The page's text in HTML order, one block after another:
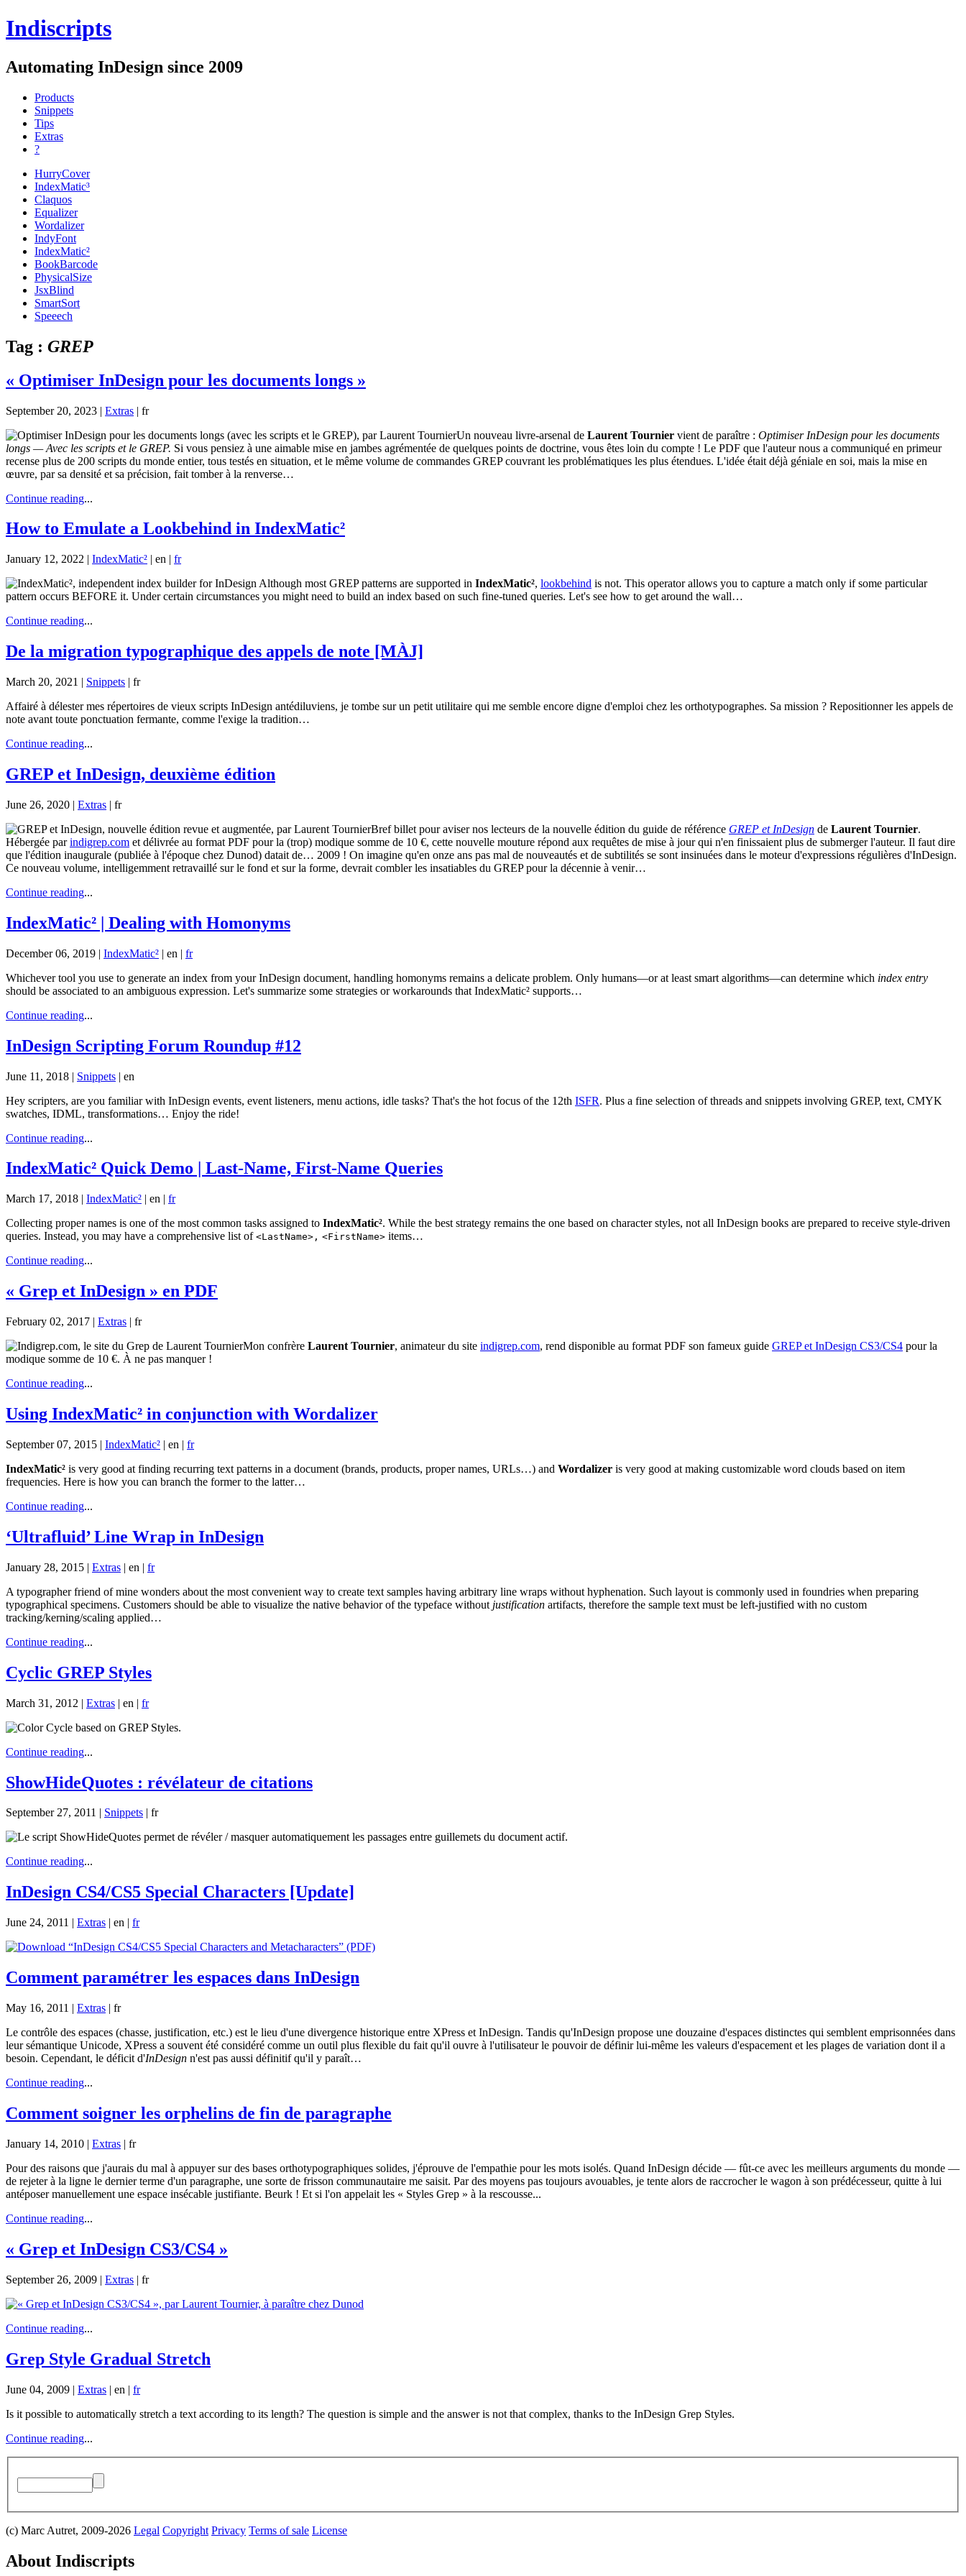
Indiscripts
Automating InDesign since 2009
Products
Snippets
Tips
Extras
?
HurryCover
IndexMatic³
Claquos
Equalizer
Wordalizer
IndyFont
IndexMatic²
BookBarcode
PhysicalSize
JsxBlind
SmartSort
Speeech
Tag : GREP
« Optimiser InDesign pour les documents longs »
September 20, 2023 | Extras | fr
Un nouveau livre-arsenal de Laurent Tournier vient de paraître : Optimiser InDesign pour les documents
longs — Avec les scripts et le GREP. Si vous pensiez à une aimable mise en jambes agrémentée de quelques points de doctrine, vous êtes loin du compte ! Le PDF que l'auteur nous a communiqué en primeur
recense plus de 200 scripts du monde entier, tous testés en situation, et le même volume de commandes GREP couvrant les problématiques les plus étendues. L'idée était déjà géniale en soi, mais la mise en
œuvre, par sa densité et sa précision, fait tomber à la renverse…
Continue reading...
How to Emulate a Lookbehind in IndexMatic²
January 12, 2022 | IndexMatic² | en | fr
Although most GREP patterns are supported in IndexMatic², lookbehind is not. This operator allows you to capture a match only if some particular
pattern occurs BEFORE it. Under certain circumstances you might need to build an index based on such fine-tuned queries. Let's see how to get around the wall…
Continue reading...
De la migration typographique des appels de note [MÀJ]
March 20, 2021 | Snippets | fr
Affairé à délester mes répertoires de vieux scripts InDesign antédiluviens, je tombe sur un petit utilitaire qui me semble encore digne d'emploi chez les orthotypographes. Sa mission ? Repositionner les appels de
note avant toute ponctuation fermante, comme l'exige la tradition…
Continue reading...
GREP et InDesign, deuxième édition
June 26, 2020 | Extras | fr
Bref billet pour aviser nos lecteurs de la nouvelle édition du guide de référence GREP et InDesign de Laurent Tournier.
Hébergée parindigrep.com et délivrée au format PDF pour la (trop) modique somme de 10 €, cette nouvelle mouture répond aux requêtes de mise à jour qui n'en finissaient plus de submerger l'auteur. Il faut dire
que l'édition inaugurale (publiée à l'époque chez Dunod) datait de… 2009 ! On imagine qu'en onze ans pas mal de nouveautés et de subtilités se sont insinuées dans le moteur d'expressions régulières d'InDesign.
Ce nouveau volume, intelligemment retravaillé sur le fond et sur la forme, devrait combler les insatiables du GREP pour la décennie à venir…
Continue reading...
IndexMatic² | Dealing with Homonyms
December 06, 2019 | IndexMatic² | en | fr
Whichever tool you use to generate an index from your InDesign document, handling homonyms remains a delicate problem. Only humans—or at least smart algorithms—can determine which index entry
should be associated to an ambiguous expression. Let's summarize some strategies or workarounds that IndexMatic² supports…
Continue reading...
InDesign Scripting Forum Roundup #12
June 11, 2018 | Snippets | en
Hey scripters, are you familiar with InDesign events, event listeners, menu actions, idle tasks? That's the hot focus of the 12th ISFR. Plus a fine selection of threads and snippets involving GREP, text, CMYK
swatches, IDML, transformations… Enjoy the ride!
Continue reading...
IndexMatic² Quick Demo | Last-Name, First-Name Queries
March 17, 2018 | IndexMatic² | en | fr
Collecting proper names is one of the most common tasks assigned to IndexMatic². While the best strategy remains the one based on character styles, not all InDesign books are prepared to receive style-driven
queries. Instead, you may have a comprehensive list of <LastName>, <FirstName> items…
Continue reading...
« Grep et InDesign » en PDF
February 02, 2017 | Extras | fr
Mon confrère Laurent Tournier, animateur du site indigrep.com, rend disponible au format PDF son fameux guide GREP et InDesign CS3/CS4 pour la
modique somme de 10 €. À ne pas manquer !
Continue reading...
Using IndexMatic² in conjunction with Wordalizer
September 07, 2015 | IndexMatic² | en | fr
IndexMatic² is very good at finding recurring text patterns in a document (brands, products, proper names, URLs…) and Wordalizer is very good at making customizable word clouds based on item
frequencies. Here is how you can branch the former to the latter…
Continue reading...
‘Ultrafluid’ Line Wrap in InDesign
January 28, 2015 | Extras | en | fr
A typographer friend of mine wonders about the most convenient way to create text samples having arbitrary line wraps without hyphenation. Such layout is commonly used in foundries when preparing
typographical specimens. Customers should be able to visualize the native behavior of the typeface without justification artifacts, therefore the sample text must be left-justified with no custom
tracking/kerning/scaling applied…
Continue reading...
Cyclic GREP Styles
March 31, 2012 | Extras | en | fr
Continue reading...
ShowHideQuotes : révélateur de citations
September 27, 2011 | Snippets | fr
Continue reading...
InDesign CS4/CS5 Special Characters [Update]
June 24, 2011 | Extras | en | fr
Comment paramétrer les espaces dans InDesign
May 16, 2011 | Extras | fr
Le contrôle des espaces (chasse, justification, etc.) est le lieu d'une divergence historique entre XPress et InDesign. Tandis qu'InDesign propose une douzaine d'espaces distinctes qui semblent emprisonnées dans
leur sémantique Unicode, XPress a souvent été considéré comme un outil plus flexible du fait qu'il ouvre à l'utilisateur le pouvoir de définir lui-même les valeurs d'espacement et les plages de variation dont il a
besoin. Cependant, le déficit d'InDesign n'est pas aussi définitif qu'il y paraît…
Continue reading...
Comment soigner les orphelins de fin de paragraphe
January 14, 2010 | Extras | fr
Pour des raisons que j'aurais du mal à appuyer sur des bases orthotypographiques solides, j'éprouve de l'empathie pour les mots isolés. Quand InDesign décide — fût-ce avec les meilleurs arguments du monde —
de rejeter à la ligne le dernier terme d'un paragraphe, une sorte de frisson communautaire me saisit. Par des moyens pas toujours avouables, je tente alors de raccrocher le wagon à son prédécesseur, quitte à lui
antéposer manuellement une espace insécable justifiante. Beurk ! Et si l'on appelait les « Styles Grep » à la rescousse...
Continue reading...
« Grep et InDesign CS3/CS4 »
September 26, 2009 | Extras | fr
Continue reading...
Grep Style Gradual Stretch
June 04, 2009 | Extras | en | fr
Is it possible to automatically stretch a text according to its length? The question is simple and the answer is not that complex, thanks to the InDesign Grep Styles.
Continue reading...
(c) Marc Autret, 2009-2026 Legal Copyright Privacy Terms of sale License
About Indiscripts